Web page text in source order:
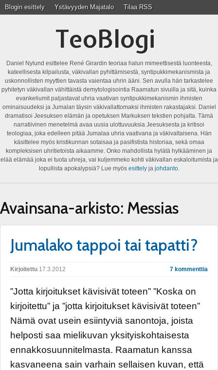
Blogin esittely Ystävyyden Majatalo Tilaa RSS
TeoBlogi
Daniel Nylund esittelee René Girardin teoriaa halun mimeettisestä luonteesta,
kateellisesta kilpailusta, väkivallan pyhittämisestä, syntipukkimekanismista ja
uskonnollisten myyttien tavasta vaientaa uhrin ääni. Sen avulla hän tarkastelee
pyhitetyn väkivallan vähittäistä demytologisointia Raamatun sivuilla ja sitä, kuinka
evankeliumit paljastavat uhria vaativan syntipukkimekanismin ihmisten
ominaisuudeksi ja Jumalan täysin väkivallattomaksi ihmisten rakastajaksi. Daniel
dramatisoi Jeesuksen elämän ja opetuksen Markuksen tekstien pohjalta. Tämä
narratiivinen menetelmä avaa uusia ulottuvuuksia Jeesuksesta ja kritisoi
teologiaa, joka edelleen pitää Jumalaa uhria vaativana ja väkivaltaisena. Hän
käsittelee myös kristikunnan sotaisaa ja pasifistista historiaa, sekä omaa
kompleksisen uhritietoista aikaamme. Onko mahdollista hylätä hylkääminen ja
elää elämää joka ei tuota uhreja, vai kuljemmeko kohti väkivallan eskaloitumista ja
lopullista apokalypsiä? Lue myös esittelyja johdanto.
Avainsana-arkisto: Messias
Jumalako tappoi tai tapatti?
Kirjoitettu 17.3.2012 7 kommenttia
”Jotta kirjoitukset kävisivät toteen” ”Koska on
kirjoitettu” ja ”jotta kirjoitukset kävisivät toteen”
Nämä ovat usein esiintyviä sanontoja, joista
helposti saa mielikuvan yksityiskohtaisesta
ennakkosuunnitelmasta. Raamatun kanssa
kasvaneena sain varhain sellaisen kuvan, että